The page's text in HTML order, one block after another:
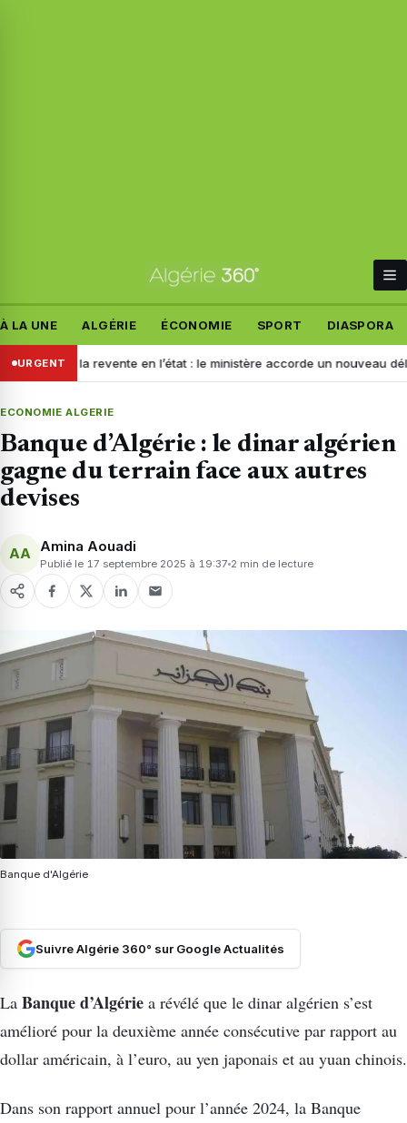
À LA UNE ALGÉRIE ÉCONOMIE SPORT DIASPORA
URGENT
la revente en l’état : le ministère accorde un nouveau délai aux
ECONOMIE ALGERIE
Banque d’Algérie : le dinar algérien
gagne du terrain face aux autres
devises
AA Amina Aouadi
Publié le 17 septembre 2025 à 19:37 2 min de lecture
Banque d'Algérie
Suivre Algérie 360° sur Google Actualités
La Banque d’Algérie a révélé que le dinar algérien s’est
amélioré pour la deuxième année consécutive par rapport au
dollar américain, à l’euro, au yen japonais et au yuan chinois.
Dans son rapport annuel pour l’année 2024, la Banque